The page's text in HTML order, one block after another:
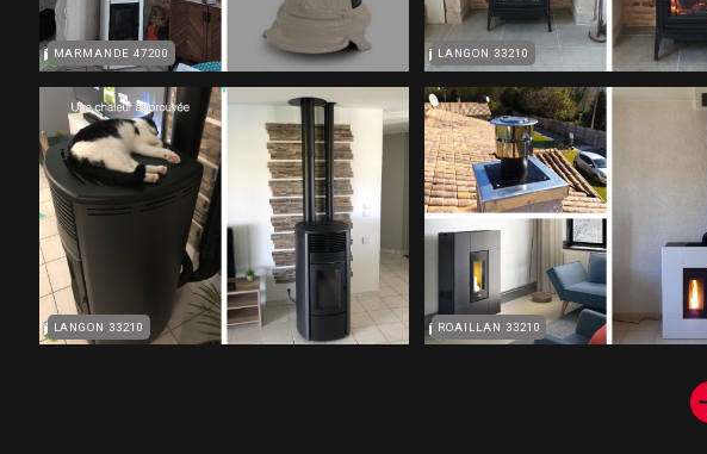
MARMANDE 47200 LANGON 33210
Installation
Granulés De
LANGON 33210 ROAILLAN 33210